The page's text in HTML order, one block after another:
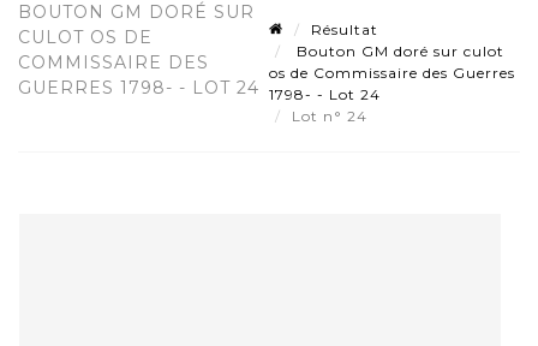
BOUTON GM DORÉ SUR
CULOT OS DE
COMMISSAIRE DES
GUERRES 1798- - LOT 24
Résultat
Bouton GM doré sur culot
os de Commissaire des Guerres
1798- - Lot 24
Lot n° 24